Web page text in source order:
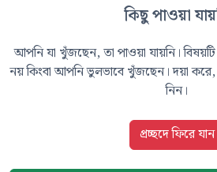
কিছু পাওয়া
আপনি যা খুঁজছেন, তা পাওয়া যায়নি।
নয় কিংবা আপনি ভুলভাবে খুঁজছেন। দয়া করে,
নিন।
প্রচ্ছদে ফিরে যান